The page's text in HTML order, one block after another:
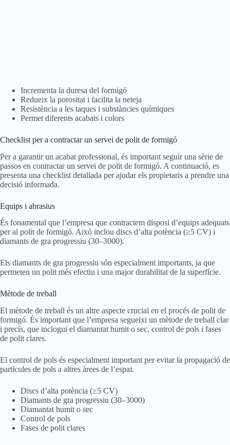
Incrementa la duresa del formigó
Redueix la porositat i facilita la neteja
Resistència a les taques i substàncies químiques
Permet diferents acabats i colors
Checklist per a contractar un servei de polit de formigó
Per a garantir un acabat professional, és important seguir una sèrie de
passos en contractar un servei de polit de formigó. A continuació, es
presenta una checklist detallada per ajudar els propietaris a prendre una
decisió informada.
Equips i abrasius
És fonamental que l’empresa que contractem disposi d’equips adequats
per al polit de formigó. Això inclou discs d’alta potència (≥5 CV) i
diamants de gra progressiu (30–3000).
Els diamants de gra progressiu són especialment importants, ja que
permeten un polit més efectiu i una major durabilitat de la superfície.
Mètode de treball
El mètode de treball és un altre aspecte crucial en el procés de polit de
formigó. És important que l’empresa segueixi un mètode de treball clar
i precís, que inclogui el diamantat humit o sec, control de pols i fases
de polit clares.
El control de pols és especialment important per evitar la propagació de
partícules de pols a altres àrees de l’espai.
Discs d’alta potència (≥5 CV)
Diamants de gra progressiu (30–3000)
Diamantat humit o sec
Control de pols
Fases de polit clares